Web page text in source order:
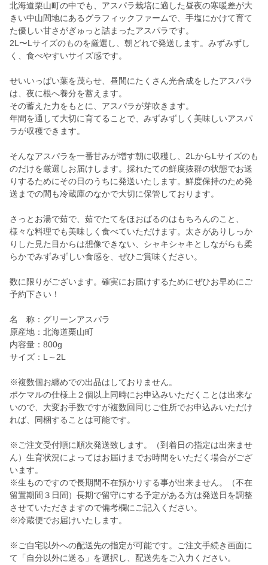
北海道栗山町の中でも、アスパラ栽培に適した昼夜の寒暖差が大
きい中山間地にあるグラフィックファームで、手塩にかけて育て
た優しい甘さがぎゅっと詰まったアスパラです。
2L〜Lサイズのものを厳選し、朝どれで発送します。みずみずし
く、食べやすいサイズ感です。
せいいっぱい葉を茂らせ、昼間にたくさん光合成をしたアスパラ
は、夜に根へ養分を蓄えます。
その蓄えた力をもとに、アスパラが芽吹きます。
年間を通して大切に育てることで、みずみずしく美味しいアスパ
ラが収穫できます。
そんなアスパラを一番甘みが増す朝に収穫し、2LからLサイズのも
のだけを厳選しお届けします。採れたての鮮度抜群の状態でお送
りするためにその日のうちに発送いたします。鮮度保持のため発
送までの間も冷蔵庫のなかで大切に保管しております。
さっとお湯で茹で、茹でたてをほおばるのはもちろんのこと、
様々な料理でも美味しく食べていただけます。太さがありしっか
りした見た目からは想像できない、シャキシャキとしながらも柔
らかでみずみずしい食感を、ぜひご賞味ください。
数に限りがございます。確実にお届けするためにぜひお早めにご
予約下さい！
名 称：グリーンアスパラ
原産地：北海道栗山町
内容量：800g
サイズ：L～2L
※複数個お纏めでの出品はしておりません。
ポケマルの仕様上２個以上同時にお申込みいただくことは出来な
いので、大変お手数ですが複数回同じご住所でお申込みいただけ
れば、同梱することは可能です。
※ご注文受付順に順次発送致します。（到着日の指定は出来ませ
ん）生育状況によってはお届けまでお時間をいただく場合がござ
います。
※生ものですので長期間不在預かりする事が出来ません。（不在
留置期間３日間）長期で留守にする予定がある方は発送日を調整
させていただきますので備考欄にご記入ください。
※冷蔵便でお届けいたします。
※ご自宅以外への配送先の指定が可能です。ご注文手続き画面に
て「自分以外に送る」を選択し、配送先をご入力ください。